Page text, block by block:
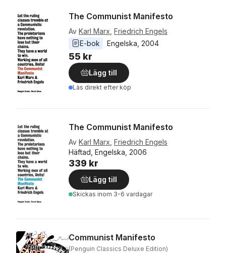
The Communist Manifesto
Av Karl Marx Friedrich Engels
E-bok
Engelska 2004
55 kr
Lägg till
Läs direkt efter köp
The Communist Manifesto
Av Karl Marx Friedrich Engels
Häftad, Engelska, 2006
339 kr
Lägg till
Skickas inom 3-6 vardagar
Communist Manifesto
(Penguin Classics Deluxe Edition)